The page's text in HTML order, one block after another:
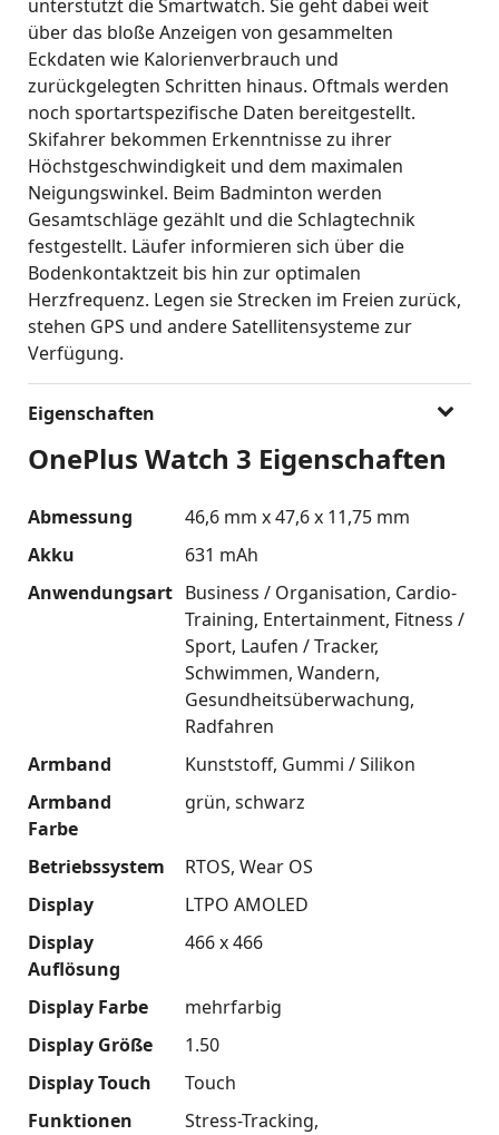
unterstützt die Smartwatch. Sie geht dabei weit
über das bloße Anzeigen von gesammelten
Eckdaten wie Kalorienverbrauch und
zurückgelegten Schritten hinaus. Oftmals werden
noch sportartspezifische Daten bereitgestellt.
Skifahrer bekommen Erkenntnisse zu ihrer
Höchstgeschwindigkeit und dem maximalen
Neigungswinkel. Beim Badminton werden
Gesamtschläge gezählt und die Schlagtechnik
festgestellt. Läufer informieren sich über die
Bodenkontaktzeit bis hin zur optimalen
Herzfrequenz. Legen sie Strecken im Freien zurück,
stehen GPS und andere Satellitensysteme zur
Verfügung.
Eigenschaften
OnePlus Watch 3 Eigenschaften
Abmessung
46,6 mm x 47,6 x 11,75 mm
Akku
631 mAh
Anwendungsart Business / Organisation Cardio-
Training Entertainment Fitness /
Sport Laufen / Tracker
Schwimmen Wandern
Gesundheitsüberwachung
Radfahren
Armband
Kunststoff Gummi / Silikon
Armband
Farbe
grün schwarz
Betriebssystem RTOS Wear OS
Display
LTPO AMOLED
Display
Auflösung
466 x 466
Display Farbe
mehrfarbig
Display Größe
1.50
Display Touch
Touch
Funktionen
Stress-Tracking